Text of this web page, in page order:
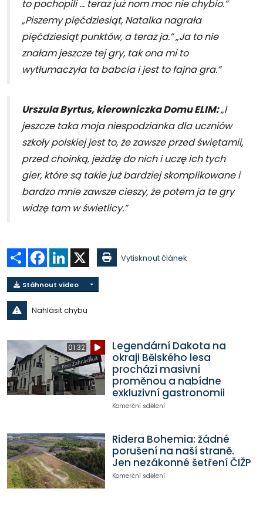
to pochopili ... teraz już nom moc nie chybio.”
„Piszemy pięćdziesiąt, Natalka nagrała
pięćdziesiąt punktów, a teraz ja.” „Ja to nie
znałam jeszcze tej gry, tak ona mi to
wytłumaczyła ta babcia i jest to fajna gra.”
Urszula Byrtus, kierowniczka Domu ELIM:„I
jeszcze taka moja niespodzianka dla uczniów
szkoły polskiej jest to, że zawsze przed świętamii,
przed choinką, jeżdżę do nich i uczę ich tych
gier, które są takie już bardziej skomplikowane i
bardzo mnie zawsze cieszy, że potem ja te gry
widzę tam w świetlicy.”
Sdílet Facebook
LinkedIn Vytisknout článek
Stáhnout video
Nahlásit chybu
01:32
Legendární Dakota na
okraji Bělského lesa
prochází masivní
proměnou a nabídne
exkluzivní gastronomii
Komerční sdělení
Ridera Bohemia: žádné
porušení na naší straně.
Jen nezákonné šetření ČIŽP
Komerční sdělení